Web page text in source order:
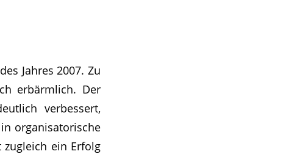
Jahres 2007. Zu
erbärmlich. Der
verbessert,
organisatorische
ein Erfolg